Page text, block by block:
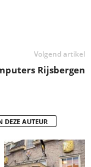
Volgend artikel
Rijsbergen
DEZE AUTEUR